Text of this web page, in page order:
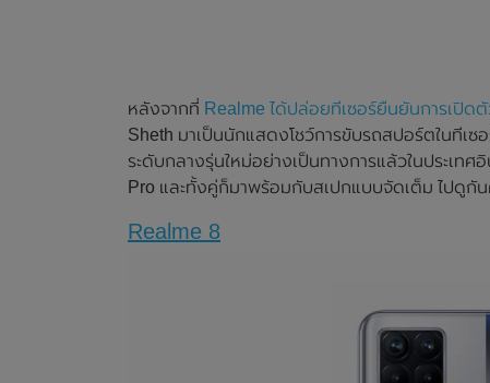
หลังจากที่ Realme ได้ปล่อยทีเซอร์ยืนยันการเปิด
Sheth มาเป็นนักแสดงโชว์การขับรถสปอร์ตในทีเ
ระดับกลางรุ่นใหม่อย่างเป็นทางการแล้วในประเ
Pro และทั้งคู่ก็มาพร้อมกับสเปกแบบจัดเต็ม ไปดูกั
Realme 8